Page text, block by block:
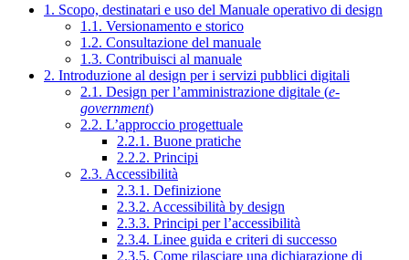
1. Scopo, destinatari e uso del Manuale operativo di design
1.1. Versionamento e storico
1.2. Consultazione del manuale
1.3. Contribuisci al manuale
2. Introduzione al design per i servizi pubblici digitali
2.1. Design per l’amministrazione digitale (e-
government)
2.2. L’approccio progettuale
2.2.1. Buone pratiche
2.2.2. Principi
2.3. Accessibilità
2.3.1. Definizione
2.3.2. Accessibilità by design
2.3.3. Principi per l’accessibilità
2.3.4. Linee guida e criteri di successo
2.3.5. Come rilasciare una dichiarazione di